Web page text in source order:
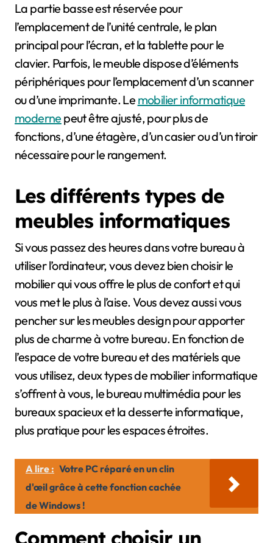
La partie basse est réservée pour
l’emplacement de l’unité centrale, le plan
principal pour l’écran, et la tablette pour le
clavier. Parfois, le meuble dispose d’éléments
périphériques pour l’emplacement d’un scanner
ou d’une imprimante. Le mobilier informatique
moderne peut être ajusté, pour plus de
fonctions, d’une étagère, d’un casier ou d’un tiroir
nécessaire pour le rangement.
Les différents types de
meubles informatiques
Si vous passez des heures dans votre bureau à
utiliser l’ordinateur, vous devez bien choisir le
mobilier qui vous offre le plus de confort et qui
vous met le plus à l’aise. Vous devez aussi vous
pencher sur les meubles design pour apporter
plus de charme à votre bureau. En fonction de
l’espace de votre bureau et des matériels que
vous utilisez, deux types de mobilier informatique
s’offrent à vous, le bureau multimédia pour les
bureaux spacieux et la desserte informatique,
plus pratique pour les espaces étroites.
A lire : Votre PC réparé en un clin
d'œil grâce à cette fonction cachée
de Windows !